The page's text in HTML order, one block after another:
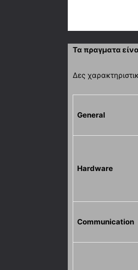
Τα πραγματα
Δες
General
Hardware
Communication